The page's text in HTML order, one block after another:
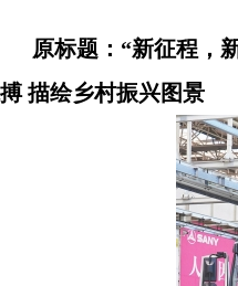
原标题：“新征程
描绘乡村振兴图景